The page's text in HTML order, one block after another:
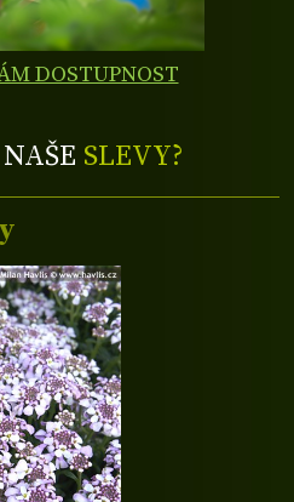
DOSTUPNOST
SLEVY?